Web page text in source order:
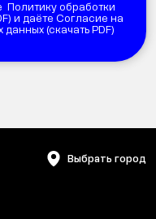
Политику обработки
) и даёте Согласие на
данных (скачать PDF)
Выбрать город